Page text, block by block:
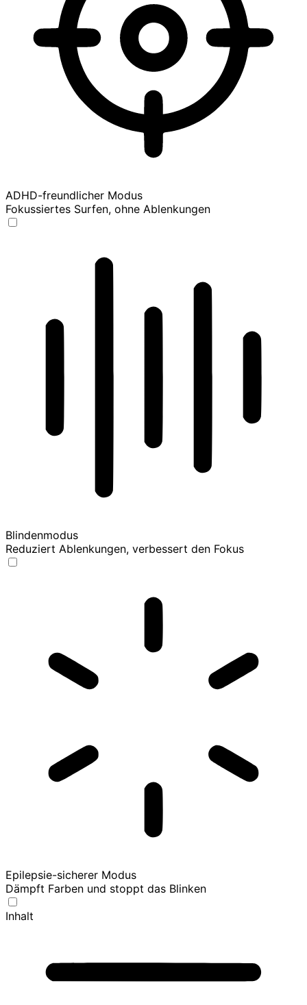
ADHD-freundlicher Modus
Fokussiertes Surfen, ohne Ablenkungen
Blindenmodus
Reduziert Ablenkungen, verbessert den Fokus
Epilepsie-sicherer Modus
Dämpft Farben und stoppt das Blinken
Inhalt